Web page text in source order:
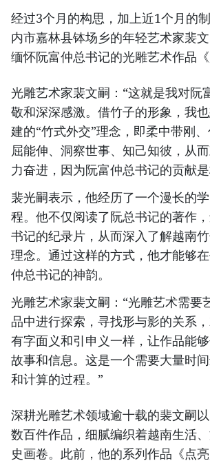
经过3个月的构思，加上近1个月的
内市嘉林县钵场乡的年轻艺术家裴
缅怀阮富仲总书记的光雕艺术作品《
光雕艺术家裴文嗣：“这就是我对阮
敬和深深感激。借竹子的形象，我
建的“竹式外交”理念，即柔中带刚
屈能伸、洞察世事、知己知彼，从
力奋进，因为阮富仲总书记的贡献
裴光嗣表示，他经历了一个漫长的
程。他不仅阅读了阮总书记的著作
书记的纪录片，从而深入了解越南
理念。通过这样的方式，他才能够
仲总书记的神韵。
光雕艺术家裴文嗣：“光雕艺术需要
品中进行探索，寻找形与影的关系
有字面义和引申义一样，让作品能
故事和信息。这是一个需要大量时
和计算的过程。”
深耕光雕艺术领域逾十载的裴文嗣
数百件作品，细腻编织着越南生活
史画卷。此前，他的系列作品《点